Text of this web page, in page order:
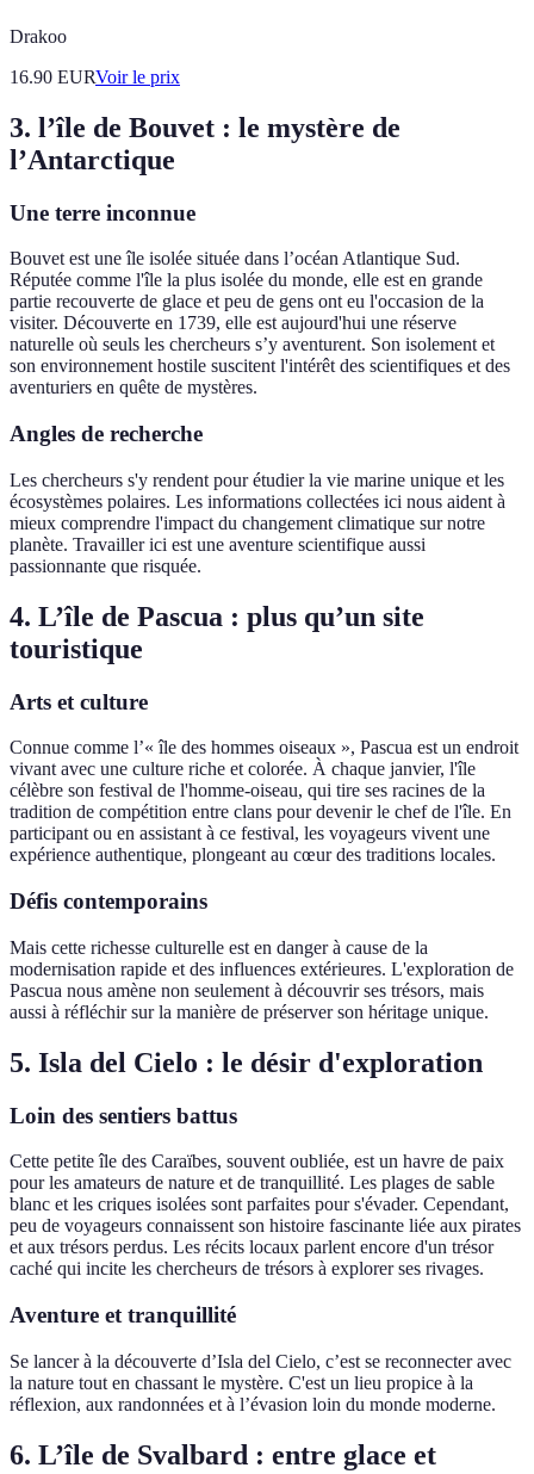
Drakoo
16.90 EURVoir le prix
3. l’île de Bouvet : le mystère de
l’Antarctique
Une terre inconnue
Bouvet est une île isolée située dans l’océan Atlantique Sud.
Réputée comme l'île la plus isolée du monde, elle est en grande
partie recouverte de glace et peu de gens ont eu l'occasion de la
visiter. Découverte en 1739, elle est aujourd'hui une réserve
naturelle où seuls les chercheurs s’y aventurent. Son isolement et
son environnement hostile suscitent l'intérêt des scientifiques et des
aventuriers en quête de mystères.
Angles de recherche
Les chercheurs s'y rendent pour étudier la vie marine unique et les
écosystèmes polaires. Les informations collectées ici nous aident à
mieux comprendre l'impact du changement climatique sur notre
planète. Travailler ici est une aventure scientifique aussi
passionnante que risquée.
4. L’île de Pascua : plus qu’un site
touristique
Arts et culture
Connue comme l’« île des hommes oiseaux », Pascua est un endroit
vivant avec une culture riche et colorée. À chaque janvier, l'île
célèbre son festival de l'homme-oiseau, qui tire ses racines de la
tradition de compétition entre clans pour devenir le chef de l'île. En
participant ou en assistant à ce festival, les voyageurs vivent une
expérience authentique, plongeant au cœur des traditions locales.
Défis contemporains
Mais cette richesse culturelle est en danger à cause de la
modernisation rapide et des influences extérieures. L'exploration de
Pascua nous amène non seulement à découvrir ses trésors, mais
aussi à réfléchir sur la manière de préserver son héritage unique.
5. Isla del Cielo : le désir d'exploration
Loin des sentiers battus
Cette petite île des Caraïbes, souvent oubliée, est un havre de paix
pour les amateurs de nature et de tranquillité. Les plages de sable
blanc et les criques isolées sont parfaites pour s'évader. Cependant,
peu de voyageurs connaissent son histoire fascinante liée aux pirates
et aux trésors perdus. Les récits locaux parlent encore d'un trésor
caché qui incite les chercheurs de trésors à explorer ses rivages.
Aventure et tranquillité
Se lancer à la découverte d’Isla del Cielo, c’est se reconnecter avec
la nature tout en chassant le mystère. C'est un lieu propice à la
réflexion, aux randonnées et à l’évasion loin du monde moderne.
6. L’île de Svalbard : entre glace et